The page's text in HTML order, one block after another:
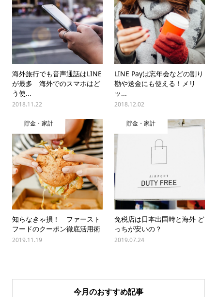
海外旅行でも音声通話はLINE
が最多 海外でのスマホはど
う使...
2018.11.22
LINE Payは忘年会などの割り
勘や送金にも使える！メリ
ッ...
2018.12.02
貯金・家計
知らなきゃ損！ ファースト
フードのクーポン徹底活用術
2019.11.19
貯金・家計
免税店は日本出国時と海外 ど
っちが安いの？
2019.07.24
今月のおすすめ記事